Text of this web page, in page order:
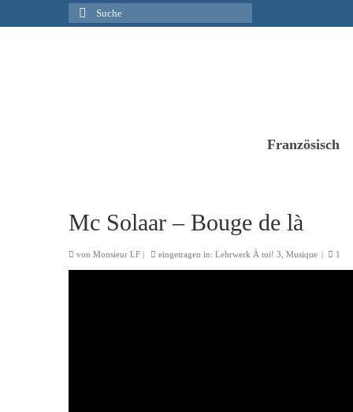
Suche
nach:
Französisch
Mc Solaar – Bouge de là
von Monsieur LF | eingetragen in: Lehrwerk À toi! 3 Musique | 1